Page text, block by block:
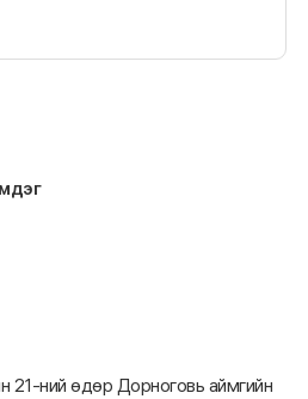
21-ний өдөр Дорноговь аймгийн